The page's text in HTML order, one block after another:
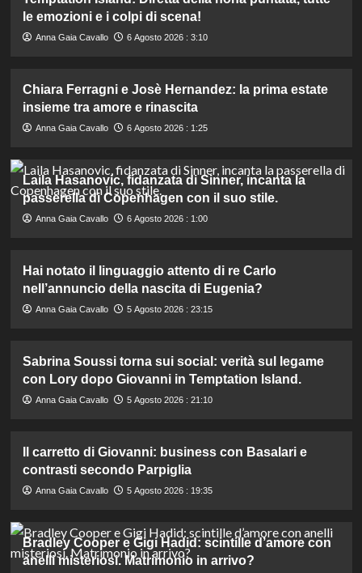
le emozioni e i colpi di scena!
Anna Gaia Cavallo 6 Agosto 2026 : 3:10
Chiara Ferragni e Josè Hernandez: la prima estate
insieme tra amore e rinascita
Anna Gaia Cavallo 6 Agosto 2026 : 1:25
Laila Hasanovic, fidanzata di Sinner, incanta la
passerella di Copenhagen con il suo stile.
Anna Gaia Cavallo 6 Agosto 2026 : 1:00
Hai notato il linguaggio attento di re Carlo
nell’annuncio della nascita di Eugenia?
Anna Gaia Cavallo 5 Agosto 2026 : 23:15
Sabrina Soussi torna sui social: verità sul legame
con Lory dopo Giovanni in Temptation Island.
Anna Gaia Cavallo 5 Agosto 2026 : 21:10
Il carretto di Giovanni: business con Basalari e
contrasti secondo Parpiglia
Anna Gaia Cavallo 5 Agosto 2026 : 19:35
Bradley Cooper e Gigi Hadid: scintille d’amore con
anelli misteriosi. Matrimonio in arrivo?